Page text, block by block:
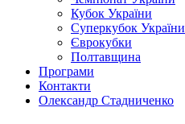
Кубок України
Суперкубок України
Єврокубки
Полтавщина
Програми
Контакти
Олександр Стадниченко